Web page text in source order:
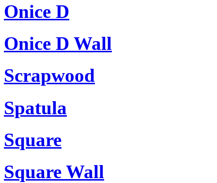
Onice D
Onice D Wall
Scrapwood
Spatula
Square
Square Wall